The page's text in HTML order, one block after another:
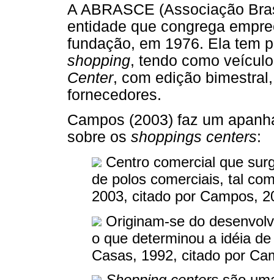
A ABRASCE (Associação
entidade que congrega
fundação, em 1976. Ela tem
shopping, tendo como
Center, com edição
fornecedores.
Campos (2003) faz um
sobre os shoppings centers:
Centro comercial que
de polos comerciais, tal
2003, citado por Campos,
Originam-se do
o que determinou a idéia
Casas, 1992, citado por